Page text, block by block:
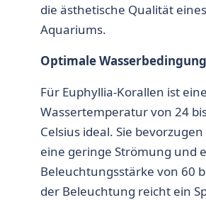
die ästhetische Qualität
Aquariums.
Optimale
Für Euphyllia-Korallen ist eine
Wassertemperatur von 24
Celsius ideal. Sie
eine geringe Strömung und
Beleuchtungsstärke von 60
der Beleuchtung reicht ein